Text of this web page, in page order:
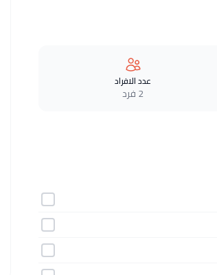
عدد الافراد
2 فرد